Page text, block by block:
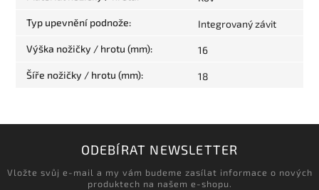
Typ upevnění podnože: Integrovaný závit
Výška nožičky / hrotu (mm): 16
Šíře nožičky / hrotu (mm): 18
ODEBÍRAT NEWSLETTER
Vložte svůj e-mail a my vám budeme zasílat informace o nových
produktech na našem e-shopu.